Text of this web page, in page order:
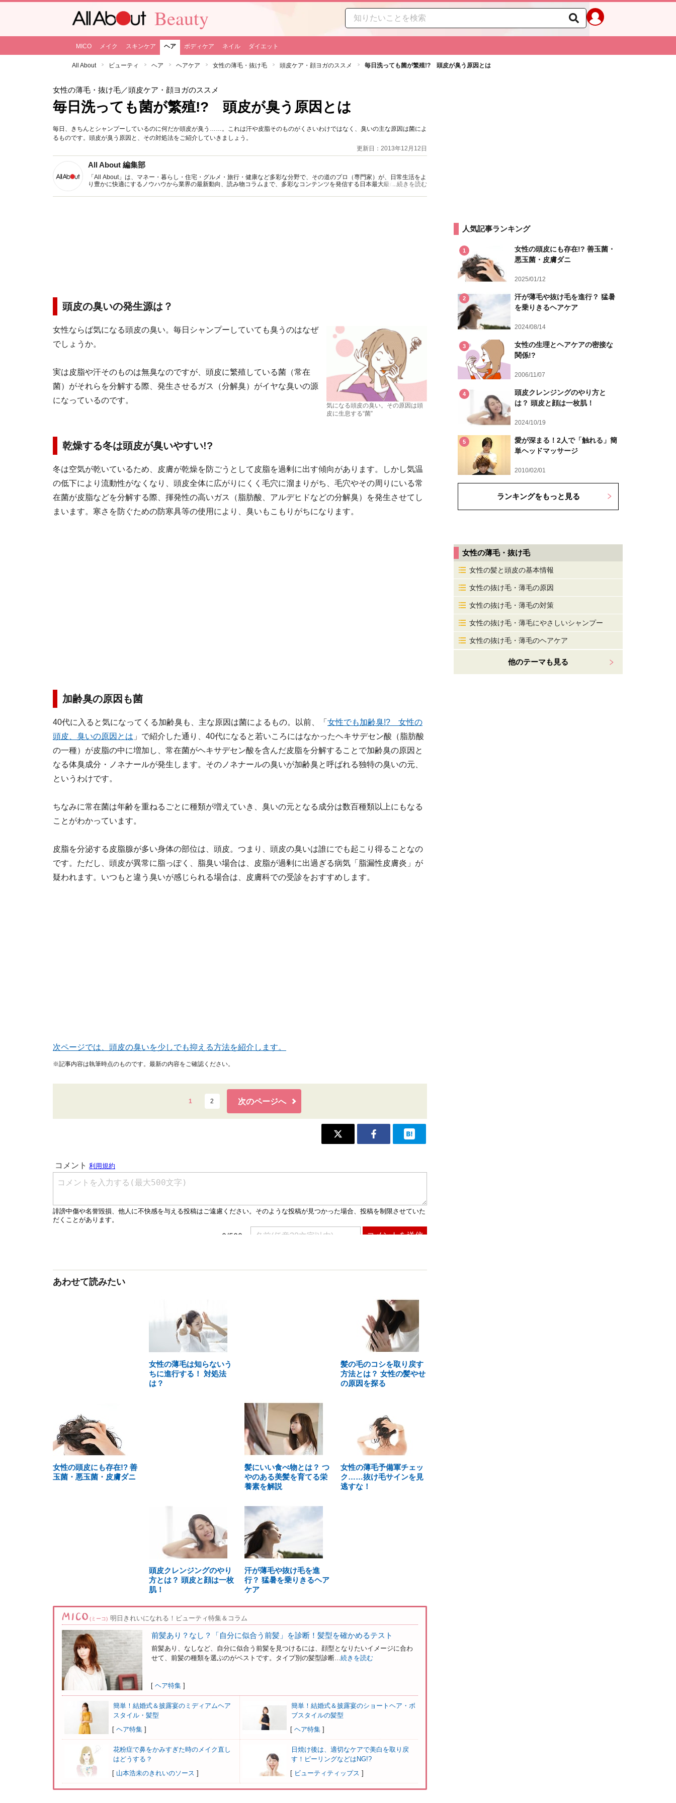
Beauty
MICO メイク スキンケア ヘア ボディケア ネイル ダイエット
All About ビューティ ヘア ヘアケア 女性の薄毛・抜け毛 頭皮ケア・顔ヨガのススメ 毎日洗っても菌が繁殖!? 頭皮が臭う原因とは
女性の薄毛・抜け毛／頭皮ケア・顔ヨガのススメ
毎日洗っても菌が繁殖!? 頭皮が臭う原因とは
毎日、きちんとシャンプーしているのに何だか頭皮が臭う……。これは汗や皮脂そのものがくさいわけではなく、臭いの主な原因は菌によ
るものです。頭皮が臭う原因と、その対処法をご紹介していきましょう。
更新日：2013年12月12日
All About 編集部
「All About」は、マネー・暮らし・住宅・グルメ・旅行・健康など多彩な分野で、その道のプロ（専門家）が、日常生活をよ
り豊かに快適にするノウハウから業界の最新動向、読み物コラムまで、多彩なコンテンツを発信する日本最大級の総合情報サ
...続きを読む
頭皮の臭いの発生源は？
気になる頭皮の臭い。その原因は頭
皮に生息する“菌”
女性ならば気になる頭皮の臭い。毎日シャンプーしていても臭うのはなぜ
でしょうか。
実は皮脂や汗そのものは無臭なのですが、頭皮に繁殖している菌（常在
菌）がそれらを分解する際、発生させるガス（分解臭）がイヤな臭いの源
になっているのです。
乾燥する冬は頭皮が臭いやすい!?
冬は空気が乾いているため、皮膚が乾燥を防ごうとして皮脂を過剰に出す傾向があります。しかし気温
の低下により流動性がなくなり、頭皮全体に広がりにくく毛穴に溜まりがち、毛穴やその周りにいる常
在菌が皮脂などを分解する際、揮発性の高いガス（脂肪酸、アルデヒドなどの分解臭）を発生させてし
まいます。寒さを防ぐための防寒具等の使用により、臭いもこもりがちになります。
加齢臭の原因も菌
40代に入ると気になってくる加齢臭も、主な原因は菌によるもの。以前、「 女性でも加齢臭!? 女性の
頭皮、臭いの原因とは 」で紹介した通り、40代になると若いころにはなかったヘキサデセン酸（脂肪酸
の一種）が皮脂の中に増加し、常在菌がヘキサデセン酸を含んだ皮脂を分解することで加齢臭の原因と
なる体臭成分・ノネナールが発生します。そのノネナールの臭いが加齢臭と呼ばれる独特の臭いの元、
というわけです。
ちなみに常在菌は年齢を重ねるごとに種類が増えていき、臭いの元となる成分は数百種類以上にもなる
ことがわかっています。
皮脂を分泌する皮脂腺が多い身体の部位は、頭皮。つまり、頭皮の臭いは誰にでも起こり得ることなの
です。ただし、頭皮が異常に脂っぽく、脂臭い場合は、皮脂が過剰に出過ぎる病気「脂漏性皮膚炎」が
疑われます。いつもと違う臭いが感じられる場合は、皮膚科での受診をおすすめします。
次ページでは、頭皮の臭いを少しでも抑える方法を紹介します。
※記事内容は執筆時点のものです。最新の内容をご確認ください。
1 2 次のページへ
あわせて読みたい
女性の薄毛は知らないう
ちに進行する！ 対処法
は？
髪の毛のコシを取り戻す
方法とは？ 女性の髪やせ
の原因を探る
女性の頭皮にも存在!? 善
玉菌・悪玉菌・皮膚ダニ
髪にいい食べ物とは？ つ
やのある美髪を育てる栄
養素を解説
女性の薄毛予備軍チェッ
ク……抜け毛サインを見
逃すな！
頭皮クレンジングのやり
方とは？ 頭皮と顔は一枚
肌！
汗が薄毛や抜け毛を進
行？ 猛暑を乗りきるヘア
ケア
(ミーコ) 明日きれいになれる！ビューティ特集＆コラム
前髪あり？なし？「自分に似合う前髪」を診断！髪型を確かめるテスト
前髪あり、なしなど、自分に似合う前髪を見つけるには、顔型となりたいイメージに合わ
せて、前髪の種類を選ぶのがベストです。タイプ別の髪型診断...続きを読む
[ ヘア特集 ]
簡単！結婚式＆披露宴のミディアムヘア
スタイル・髪型
[ ヘア特集 ]
簡単！結婚式＆披露宴のショートヘア・ボ
ブスタイルの髪型
[ ヘア特集 ]
花粉症で鼻をかみすぎた時のメイク直し
はどうする？
[ 山本浩未のきれいのソース ]
日焼け後は、適切なケアで美白を取り戻
す！ピーリングなどはNG!?
[ ビューティティップス ]
人気記事ランキング
1
女性の頭皮にも存在!? 善玉菌・
悪玉菌・皮膚ダニ
2025/01/12
2
汗が薄毛や抜け毛を進行？ 猛暑
を乗りきるヘアケア
2024/08/14
3
女性の生理とヘアケアの密接な
関係!?
2006/11/07
4
頭皮クレンジングのやり方と
は？ 頭皮と顔は一枚肌！
2024/10/19
5
愛が深まる！2人で「触れる」簡
単ヘッドマッサージ
2010/02/01
ランキングをもっと見る
女性の薄毛・抜け毛
女性の髪と頭皮の基本情報
女性の抜け毛・薄毛の原因
女性の抜け毛・薄毛の対策
女性の抜け毛・薄毛にやさしいシャンプー
女性の抜け毛・薄毛のヘアケア
他のテーマも見る